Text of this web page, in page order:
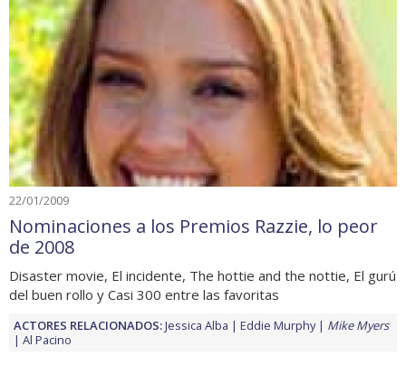
22/01/2009
Nominaciones a los Premios Razzie, lo peor
de 2008
Disaster movie, El incidente, The hottie and the nottie, El gurú
del buen rollo y Casi 300 entre las favoritas
ACTORES RELACIONADOS:Jessica Alba Eddie Murphy
Mike Myers
Al Pacino